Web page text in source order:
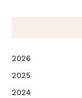
2026
2025
2024